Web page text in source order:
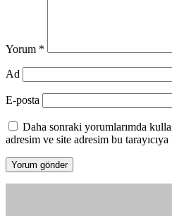
Yorum *
Ad
E-posta
Daha sonraki yorumlarımda
adresim ve site adresim bu